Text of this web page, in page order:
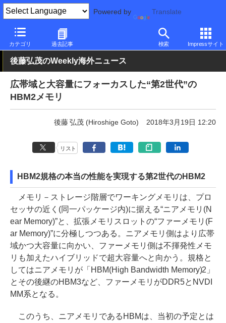
Powered by Translate
カテゴリ 過去記事 検索 Impressサイト
PC Watch 市場 技術
後藤弘茂のWeekly海外ニュース
広帯域と大容量にフォーカスした“第2世代”の
HBM2メモリ
後藤 弘茂 (Hiroshige Goto) 2018年3月19日 12:20
リスト
HBM2規格の本当の性能を実現する第2世代のHBM2
メモリ－ストレージ階層でワーキングメモリは、プロ
セッサの近く(同一パッケージ内)に据える“ニアメモリ(N
ear Memory)”と、拡張メモリスロットの“ファーメモリ(F
ar Memory)”に分極しつつある。ニアメモリ側はより広帯
域かつ大容量に向かい、ファーメモリ側は不揮発性メモ
リも加えたハイブリッドで超大容量へと向かう。規格と
してはニアメモリが「HBM(High Bandwidth Memory)2」
とその後継のHBM3など、ファーメモリがDDR5とNVDI
MM系となる。
このうち、ニアメモリであるHBMは、当初の予定とは